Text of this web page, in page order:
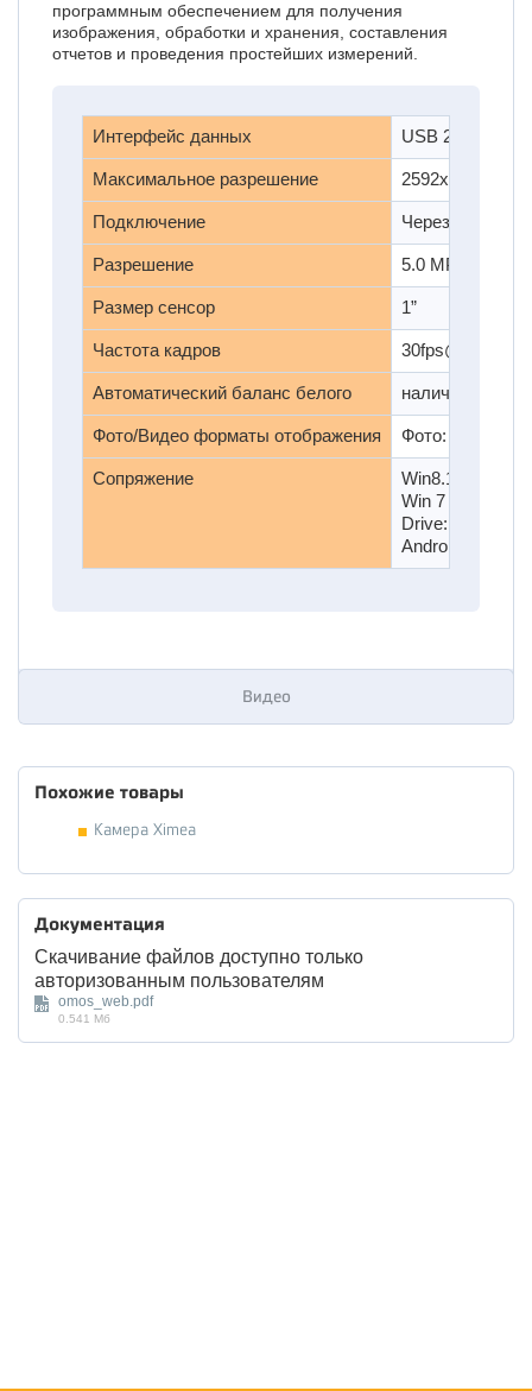
программным обеспечением для получения
изображения, обработки и хранения, составления
отчетов и проведения простейших измерений.
Интерфейс данных USB 2.0
Максимальное разрешение 2592х1944 (5.0
Подключение Через адаптер
Разрешение 5.0 MP
Размер сенсор 1”
Частота кадров
Автоматический баланс белого наличие
Фото/Видео форматы отображения Фото: JPG/
Сопряжение
Win8.1 (64bit
Win 7 (32bits) /
Drive: above 20
Android 3.0
Видео
Похожие товары
Камера Ximea
Документация
Скачивание файлов доступно только
авторизованным пользователям
omos_web.pdf
0.541 Мб